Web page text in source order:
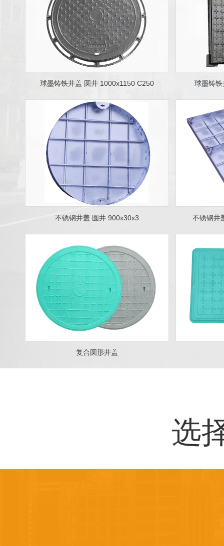
球墨铸铁井盖 圆井 1000x1150 C250 球墨铸
不锈钢井盖 圆井 900x30x3 不锈钢井
复合圆形井盖
选